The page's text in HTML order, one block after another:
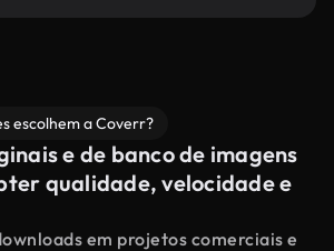
escolhem a Coverr?
e de banco de imagens
qualidade, velocidade e
em projetos comerciais e